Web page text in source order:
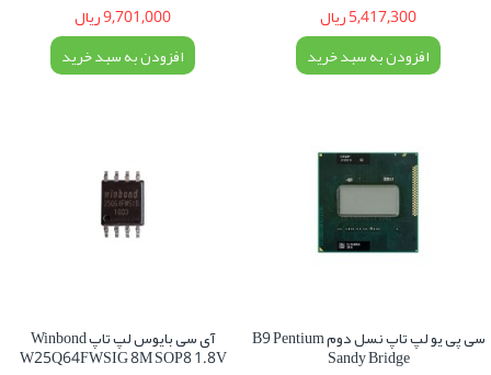
5,417,300 ریال
افزودن به سبد خرید
9,701,000 ریال
افزودن به سبد خرید
سی پی یو لپ تاپ نسل دوم B9 Pentium
Sandy Bridge
آی سی بایوس لپ تاپ Winbond
W25Q64FWSIG 8M SOP8 1.8V